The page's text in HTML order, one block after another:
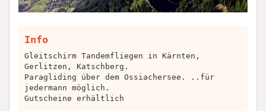
Info
Gleitschirm Tandemfliegen in Kärnten,
Gerlitzen, Katschberg.
Paragliding über dem Ossiachersee. ..für
jedermann möglich.
Gutscheine erhältlich